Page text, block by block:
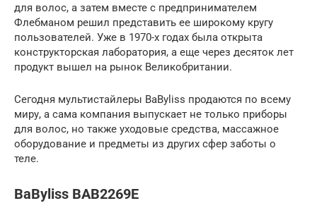
для волос, а затем вместе с предпринимателем
Флебманом решил представить ее широкому кругу
пользователей. Уже в 1970-х годах была открыта
конструкторская лаборатория, а еще через десяток лет
продукт вышел на рынок Великобритании.
Сегодня мультистайлеры BaByliss продаются по всему
миру, а сама компания выпускает не только приборы
для волос, но также уходовые средства, массажное
оборудование и предметы из других сфер заботы о
теле.
BaByliss BAB2269E